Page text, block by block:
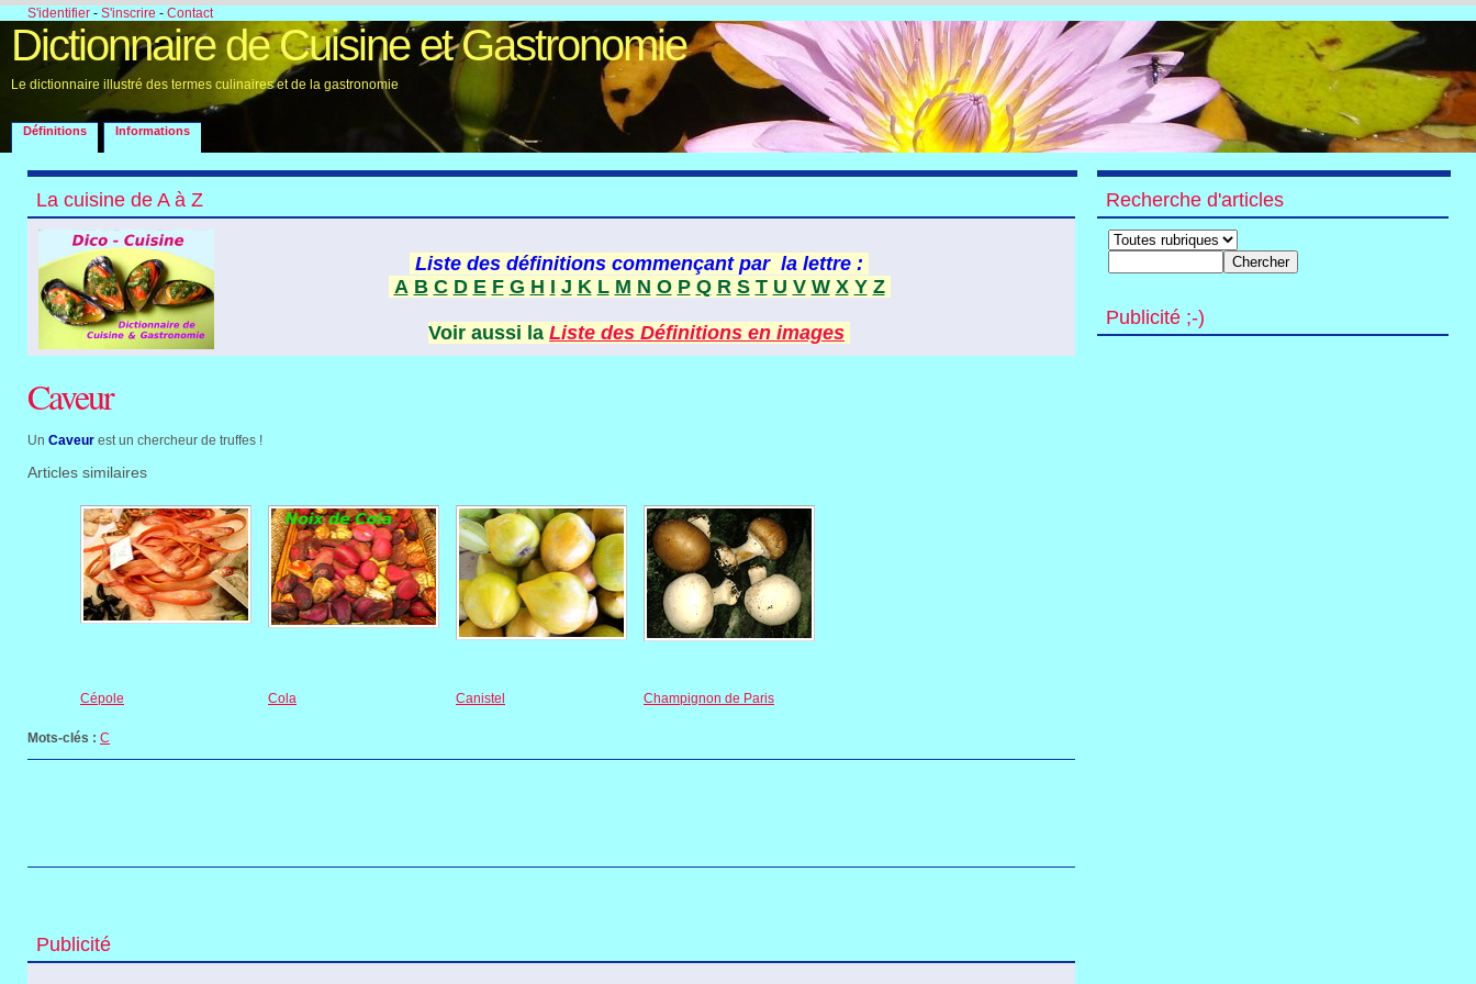
S'identifier - S'inscrire - Contact
Dictionnaire de Cuisine et Gastronomie
Le dictionnaire illustré des termes culinaires et de la gastronomie
Définitions Informations
La cuisine de A à Z
Liste des définitions commençant par la lettre :
A B C D E F G H I J K L M N O P Q R S T U V W X Y Z
Voir aussi la Liste des Définitions en images
Caveur
Un Caveur est un chercheur de truffes !
Articles similaires
Cépole Cola Canistel Champignon de Paris
Mots-clés : C
Publicité
Recherche d'articles
Publicité ;-)